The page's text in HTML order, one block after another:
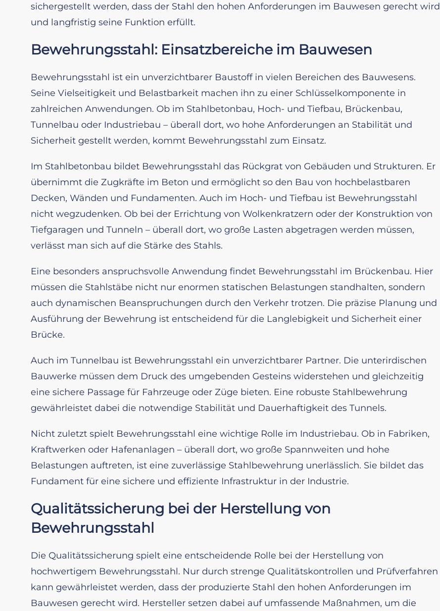
sichergestellt werden, dass der Stahl den hohen Anforderungen im Bauwesen gerecht wird
und langfristig seine Funktion erfüllt.
Bewehrungsstahl: Einsatzbereiche im Bauwesen
Bewehrungsstahl ist ein unverzichtbarer Baustoff in vielen Bereichen des Bauwesens.
Seine Vielseitigkeit und Belastbarkeit machen ihn zu einer Schlüsselkomponente in
zahlreichen Anwendungen. Ob im Stahlbetonbau, Hoch- und Tiefbau, Brückenbau,
Tunnelbau oder Industriebau – überall dort, wo hohe Anforderungen an Stabilität und
Sicherheit gestellt werden, kommt Bewehrungsstahl zum Einsatz.
Im Stahlbetonbau bildet Bewehrungsstahl das Rückgrat von Gebäuden und Strukturen. Er
übernimmt die Zugkräfte im Beton und ermöglicht so den Bau von hochbelastbaren
Decken, Wänden und Fundamenten. Auch im Hoch- und Tiefbau ist Bewehrungsstahl
nicht wegzudenken. Ob bei der Errichtung von Wolkenkratzern oder der Konstruktion von
Tiefgaragen und Tunneln – überall dort, wo große Lasten abgetragen werden müssen,
verlässt man sich auf die Stärke des Stahls.
Eine besonders anspruchsvolle Anwendung findet Bewehrungsstahl im Brückenbau. Hier
müssen die Stahlstäbe nicht nur enormen statischen Belastungen standhalten, sondern
auch dynamischen Beanspruchungen durch den Verkehr trotzen. Die präzise Planung und
Ausführung der Bewehrung ist entscheidend für die Langlebigkeit und Sicherheit einer
Brücke.
Auch im Tunnelbau ist Bewehrungsstahl ein unverzichtbarer Partner. Die unterirdischen
Bauwerke müssen dem Druck des umgebenden Gesteins widerstehen und gleichzeitig
eine sichere Passage für Fahrzeuge oder Züge bieten. Eine robuste Stahlbewehrung
gewährleistet dabei die notwendige Stabilität und Dauerhaftigkeit des Tunnels.
Nicht zuletzt spielt Bewehrungsstahl eine wichtige Rolle im Industriebau. Ob in Fabriken,
Kraftwerken oder Hafenanlagen – überall dort, wo große Spannweiten und hohe
Belastungen auftreten, ist eine zuverlässige Stahlbewehrung unerlässlich. Sie bildet das
Fundament für eine sichere und effiziente Infrastruktur in der Industrie.
Qualitätssicherung bei der Herstellung von
Bewehrungsstahl
Die Qualitätssicherung spielt eine entscheidende Rolle bei der Herstellung von
hochwertigem Bewehrungsstahl. Nur durch strenge Qualitätskontrollen und Prüfverfahren
kann gewährleistet werden, dass der produzierte Stahl den hohen Anforderungen im
Bauwesen gerecht wird. Hersteller setzen dabei auf umfassende Maßnahmen, um die